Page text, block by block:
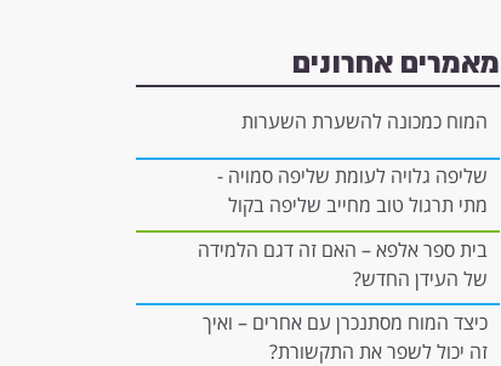
מאמרים אחרונים
המוח כמכונה להשערת השערות
שליפה גלויה לעומת שליפה סמויה -
מתי תרגול טוב מחייב שליפה בקול
רם, ומתי הוא יכול להיות "בתוך
הראש"?
בית ספר אלפא – האם זה דגם הלמידה
של העידן החדש?
כיצד המוח מסתנכרן עם אחרים – ואיך
זה יכול לשפר את התקשורת?